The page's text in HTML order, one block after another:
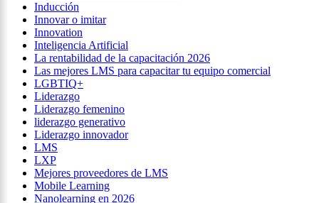
Inducción
Innovar o imitar
Innovation
Inteligencia Artificial
La rentabilidad de la capacitación 2026
Las mejores LMS para capacitar tu equipo comercial
LGBTIQ+
Liderazgo
Liderazgo femenino
liderazgo generativo
Liderazgo innovador
LMS
LXP
Mejores proveedores de LMS
Mobile Learning
Nanolearning en 2026